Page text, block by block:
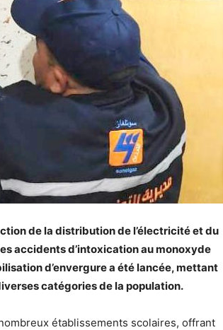
de la distribution de l’électricité et du
accidents d’intoxication au monoxyde
d’envergure a été lancée, mettant
catégories de la population.
établissements scolaires, offrant